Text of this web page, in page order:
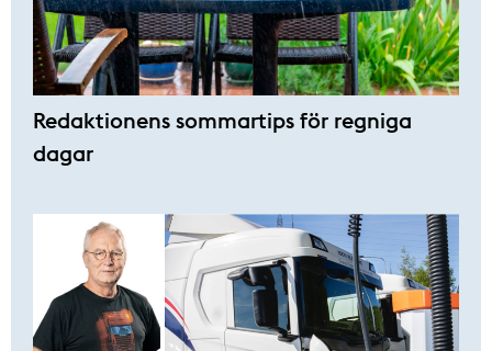
Redaktionens sommar­tips för regniga
dagar